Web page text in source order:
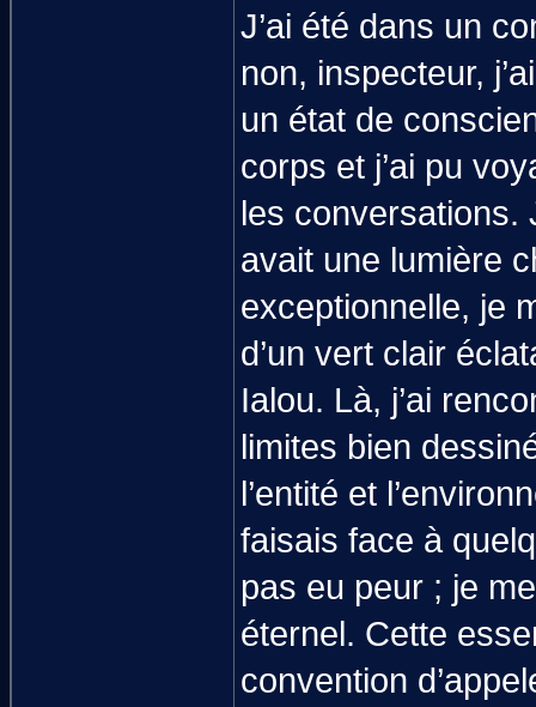
J’ai été dans un
non, inspecteur,
un état de
corps et j’ai pu
les conversations.
avait une lumière
exceptionnelle, je
d’un vert clair
Ialou. Là, j’ai
limites bien
l’entité et
faisais face à
pas eu peur ; je
éternel. Cette
convention